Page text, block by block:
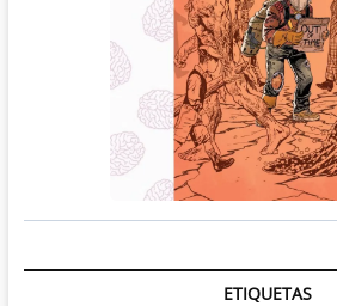
ETIQUETAS